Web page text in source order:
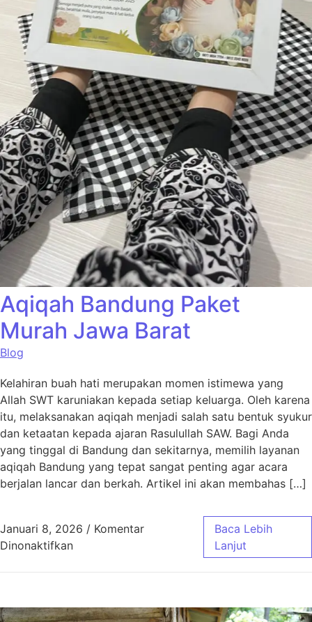
Aqiqah Bandung Paket
Murah Jawa Barat
Blog
Kelahiran buah hati merupakan momen istimewa yang
Allah SWT karuniakan kepada setiap keluarga. Oleh karena
itu, melaksanakan aqiqah menjadi salah satu bentuk syukur
dan ketaatan kepada ajaran Rasulullah SAW. Bagi Anda
yang tinggal di Bandung dan sekitarnya, memilih layanan
aqiqah Bandung yang tepat sangat penting agar acara
berjalan lancar dan berkah. Artikel ini akan membahas […]
Januari 8, 2026 / Komentar
Dinonaktifkanpada Aqiqah Bandung Paket Murah Jawa
Baca Lebih
Lanjut